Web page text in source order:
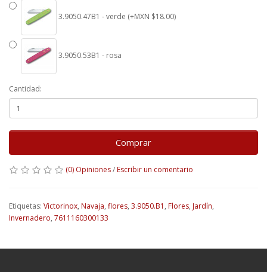
3.9050.47B1 - verde (+MXN $18.00)
3.9050.53B1 - rosa
Cantidad:
Comprar
(0) Opiniones/ Escribir un comentario
Etiquetas: Victorinox, Navaja, flores, 3.9050.B1 , Flores, Jardín,
Invernadero, 7611160300133